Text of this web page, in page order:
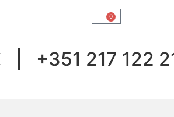
0
| +351 217 122